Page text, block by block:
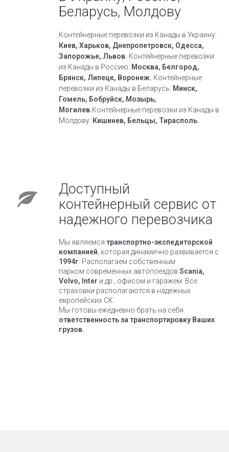
Беларусь, Молдову
Контейнерные перевозки из Канады в Украину:
Киев, Харьков, Днепропетровск, Одесса,
Запорожье, Львов. Контейнерные перевозки
из Канады в Россию: Москва, Белгород,
Брянск, Липецк, Воронеж. Контейнерные
перевозки из Канады в Беларусь: Минск,
Гомель, Бобруйск, Мозырь,
Могилев.Контейнерные перевозки из Канады в
Молдову: Кишинев, Бельцы, Тирасполь.
Доступный
контейнерный сервис от
надежного перевозчика
Мы являемся транспортно-экспедиторской
компанией , которая динамично развивается с
1994г . Располагаем собственным
парком современных автопоездов Scania,
Volvo, Inter и др., офисом и гаражем. Все
страховки располагаются в надежных
европейских СК.
Мы готовы ежедневно брать на себя
ответственность за транспортировку Ваших
грузов.